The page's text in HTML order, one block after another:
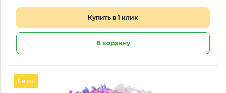
Купить в 1 клик
В корзину
Лето!